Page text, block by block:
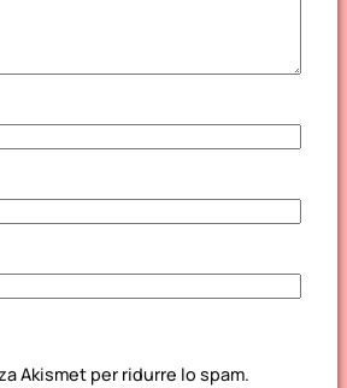
Akismet per ridurre lo spam.